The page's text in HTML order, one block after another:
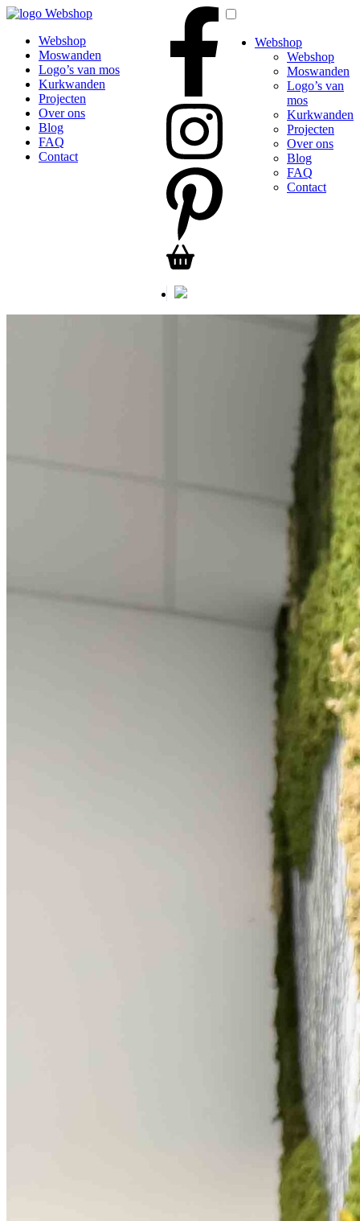
Webshop
Webshop
Moswanden
Logo’s van mos
Kurkwanden
Projecten
Over ons
Blog
FAQ
Contact
Webshop
Webshop
Moswanden
Logo’s van
mos
Kurkwanden
Projecten
Over ons
Blog
FAQ
Contact